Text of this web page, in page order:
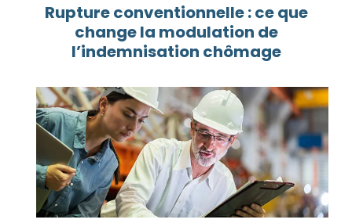
Rupture conventionnelle : ce que
change la modulation de
l’indemnisation chômage